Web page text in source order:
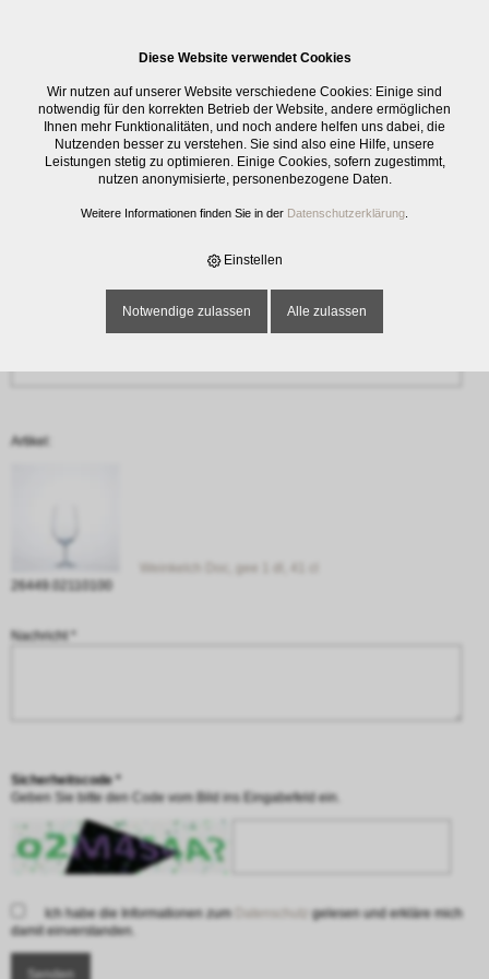
‹ Zurück
Anfrage
Name oder Firma *
Artikel:
26449.02110100
Nachricht *
Sicherheitscode *
Geben Sie bitte den Code vom Bild ins Eingabefeld ein.
Ich habe die Informationen zum
gelesen und erkläre mich
damit einverstanden.
Diese Website verwendet Cookies
Wir nutzen auf unserer Website verschiedene Cookies: Einige sind
notwendig für den korrekten Betrieb der Website, andere ermöglichen
Ihnen mehr Funktionalitäten, und noch andere helfen uns dabei, die
Nutzenden besser zu verstehen. Sie sind also eine Hilfe, unsere
Leistungen stetig zu optimieren. Einige Cookies, sofern zugestimmt,
nutzen anonymisierte, personenbezogene Daten.
Weitere Informationen finden Sie in der Datenschutzerklärung
Einstellen
Notwendige zulassen Alle zulassen